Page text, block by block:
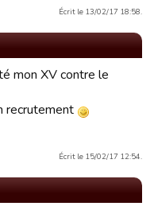
Écrit le 13/02/17 18:58.
mon XV contre le
recrutement
Écrit le 15/02/17 12:54.